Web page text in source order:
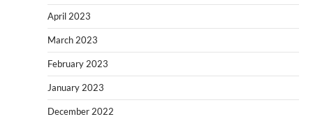
April 2023
March 2023
February 2023
January 2023
December 2022